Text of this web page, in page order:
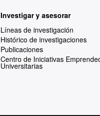
Investigar y asesorar
Líneas de investigación
Histórico de investigaciones
Publicaciones
Centro de Iniciativas
Universitarias